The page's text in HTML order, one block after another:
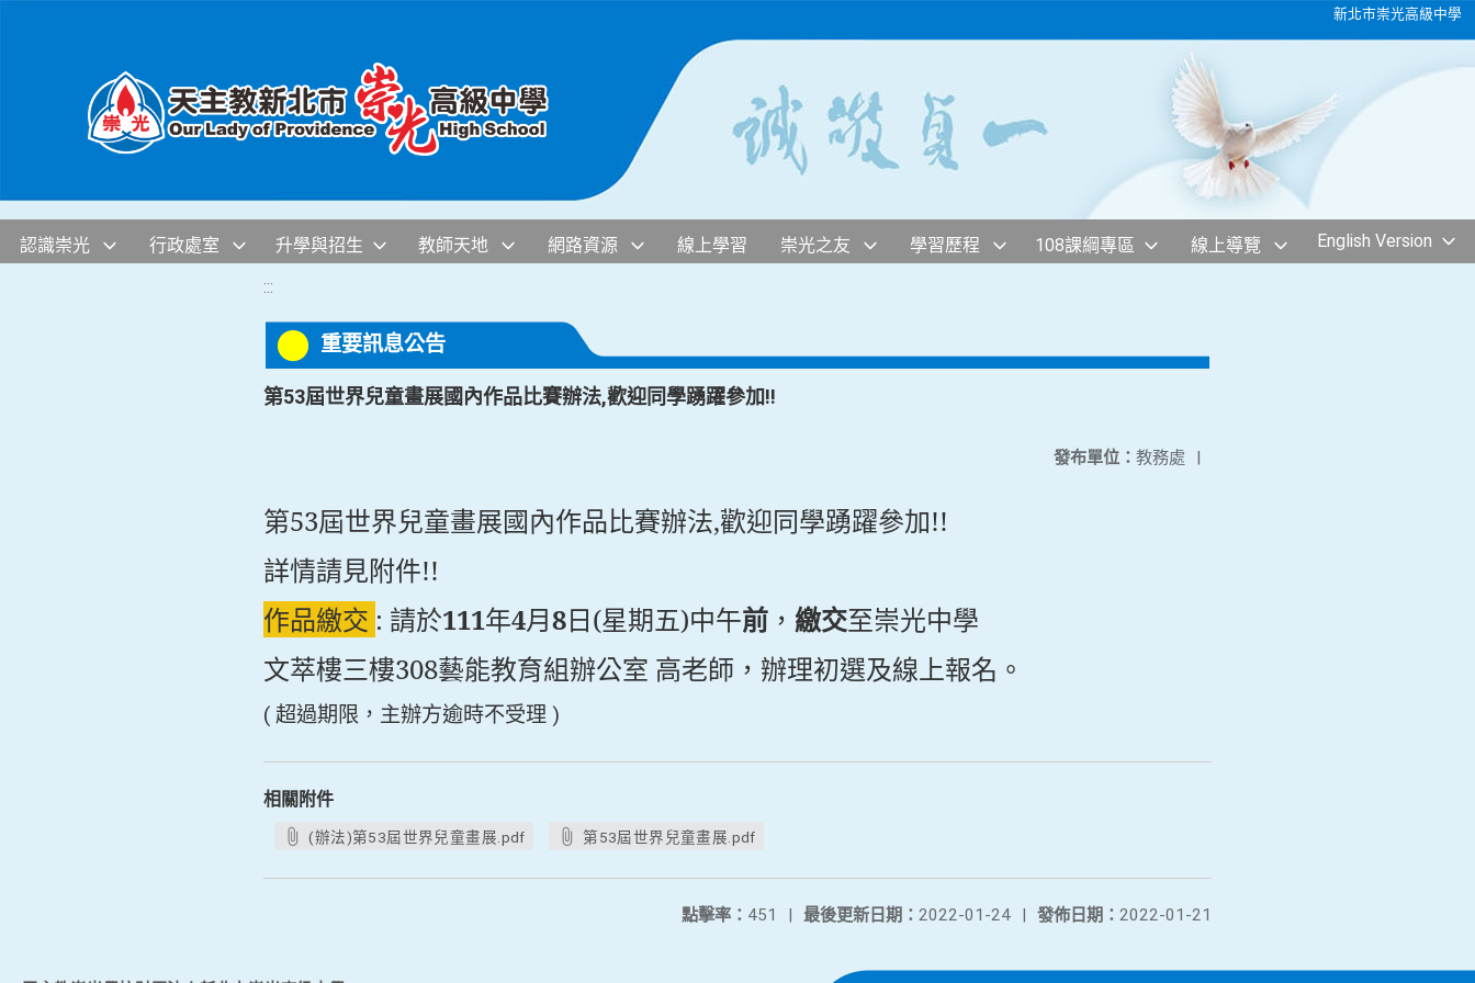
新北市崇光高級中學
認識崇光 行政處室 升學與招生 教師天地 網路資源 線上學習 崇光之友 學習歷程 108課綱專區 線上導覽 English Version
:::
重要訊息公告
第53屆世界兒童畫展國內作品比賽辦法,歡迎同學踴躍參加!!
發布單位： 教務處 |
第53屆世界兒童畫展國內作品比賽辦法,歡迎同學踴躍參加!!
詳情請見附件!!
作品繳交 : 請於111年4月8日(星期五)中午前 ， 繳交至崇光中學
文萃樓三樓308藝能教育組辦公室 高老師，辦理初選及線上報名。
( 超過期限，主辦方逾時不受理 )
相關附件
(辦法)第53屆世界兒童畫展.pdf 第53屆世界兒童畫展.pdf
發佈日期： 2022-01-21
最後更新日期： 2022-01-24 |
點擊率： 451 |